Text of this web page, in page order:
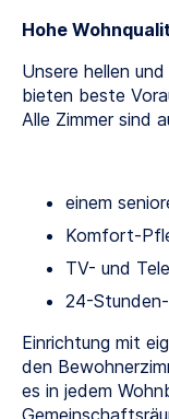
Hohe
Unsere hellen
bieten beste
Alle Zimmer sind
einem
Komfort-
TV- und
24-
Einrichtung mit
den
es in jedem